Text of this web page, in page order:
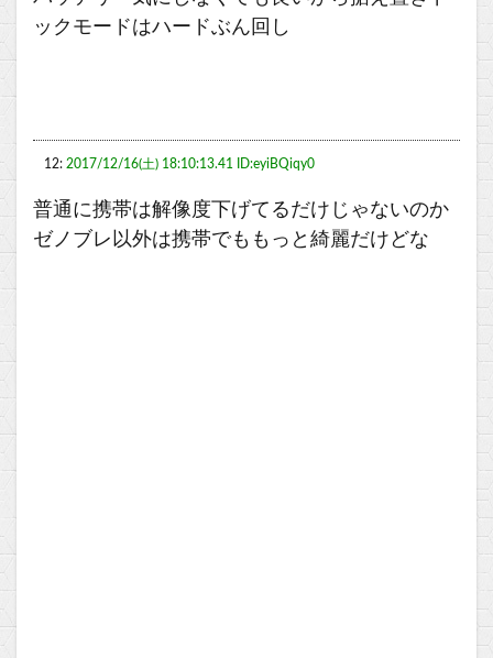
ックモードはハードぶん回し
12: 2017/12/16(土) 18:10:13.41 ID:eyiBQiqy0
普通に携帯は解像度下げてるだけじゃないのか
ゼノブレ以外は携帯でももっと綺麗だけどな